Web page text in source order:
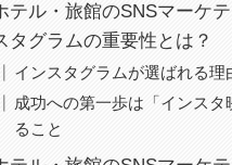
テル・旅館のSNSマーケ
タグラムの重要性とは？
インスタグラムが選ばれる理
成功への第一歩は「インスタ
ること